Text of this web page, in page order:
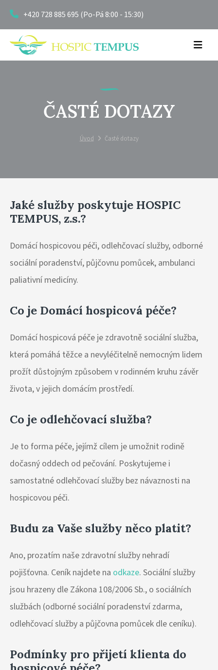
+420 728 885 695 (Po-Pá 8:00 - 15:30)
ČASTÉ DOTAZY
Úvod Časté dotazy
Jaké služby poskytuje HOSPIC
TEMPUS, z.s.?
Domácí hospicovou péči, odlehčovací služby, odborné
sociální poradenství, půjčovnu pomůcek, ambulanci
paliativní medicíny.
Co je Domácí hospicová péče?
Domácí hospicová péče je zdravotně sociální služba,
která pomáhá těžce a nevyléčitelně nemocným lidem
prožít důstojným způsobem v rodinném kruhu závěr
života, v jejich domácím prostředí.
Co je odlehčovací služba?
Je to forma péče, jejímž cílem je umožnit rodině
dočasný oddech od pečování. Poskytujeme i
samostatné odlehčovací služby bez návaznosti na
hospicovou péči.
Budu za Vaše služby něco platit?
Ano, prozatím naše zdravotní služby nehradí
pojišťovna. Ceník najdete na odkaze. Sociální služby
jsou hrazeny dle Zákona 108/2006 Sb., o sociálních
službách (odborné sociální poradenství zdarma,
odlehčovací služby a půjčovna pomůcek dle ceníku).
Podmínky pro přijetí klienta do